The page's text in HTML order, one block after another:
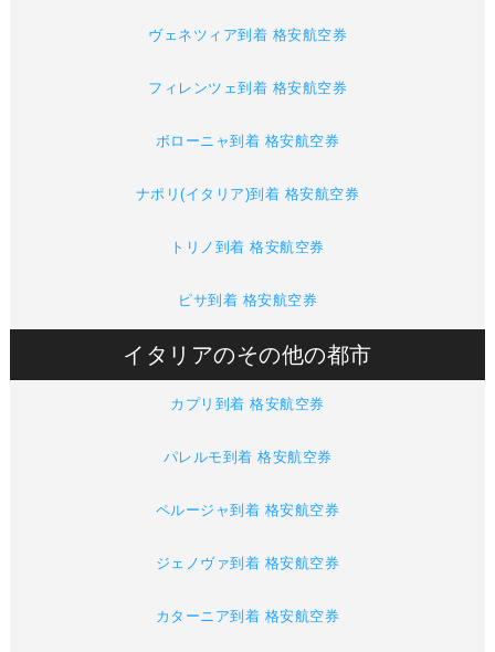
ヴェネツィア到着 格安航空券
フィレンツェ到着 格安航空券
ボローニャ到着 格安航空券
ナポリ(イタリア)到着 格安航空券
トリノ到着 格安航空券
ピサ到着 格安航空券
イタリアのその他の都市
カプリ到着 格安航空券
パレルモ到着 格安航空券
ペルージャ到着 格安航空券
ジェノヴァ到着 格安航空券
カターニア到着 格安航空券